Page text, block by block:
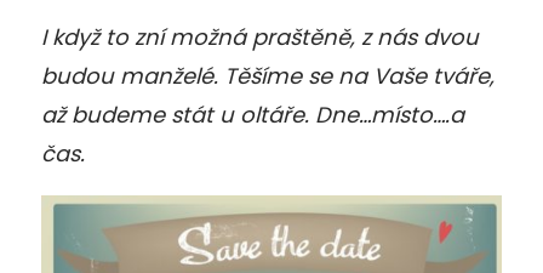
I když to zní možná praštěně, z nás dvou
budou manželé. Těšíme se na Vaše tváře,
až budeme stát u oltáře. Dne…místo….a
čas.